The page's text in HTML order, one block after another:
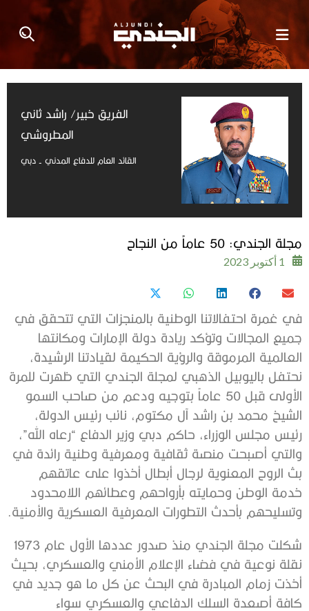
الفريق خبير/ راشد ثاني
المطروشي
القائد العام للدفاع المدني - دبي
مجلة الجندي: 50 عاماً من النجاح
1 أكتوبر 2023
في غمرة احتفالاتنا الوطنية بالمنجزات التي تتحقق في
جميع المجالات وتؤكد ريادة دولة الإمارات ومكانتها
العالمية المرموقة والرؤية الحكيمة لقيادتنا الرشيدة،
نحتفل باليوبيل الذهبي لمجلة الجندي التي ظهرت للمرة
الأولى قبل 50 عاماً بتوجيه ودعم من صاحب السمو
الشيخ محمد بن راشد آل مكتوم، نائب رئيس الدولة،
رئيس مجلس الوزراء، حاكم دبي وزير الدفاع “رعاه الله”،
والتي أصبحت منصة ثقافية ومعرفية وطنية رائدة في
بث الروح المعنوية لرجال أبطال أخذوا على عاتقهم
خدمة الوطن وحمايته بأرواحهم وعطائهم اللامحدود
وتسليحهم بأحدث التطورات المعرفية العسكرية والأمنية.
شكلت مجلة الجندي منذ صدور عددها الأول عام 1973
نقلة نوعية في فضاء الإعلام الأمني والعسكري، بحيث
أخذت زمام المبادرة في البحث عن كل ما هو جديد في
كافة أصعدة السلك الدفاعي والعسكري سواء